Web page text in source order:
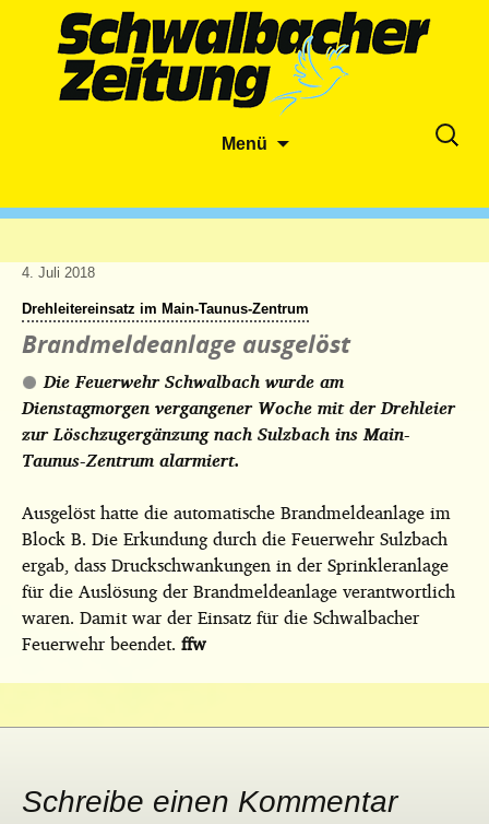
Menü
Suche
4. Juli 2018
Drehleitereinsatz im Main-Taunus-Zentrum
Brandmeldeanlage ausgelöst
Die Feuerwehr Schwalbach wurde am
Dienstagmorgen vergangener Woche mit der Drehleier
zur Löschzugergänzung nach Sulzbach ins Main-
Taunus-Zentrum alarmiert.
Ausgelöst hatte die automatische Brandmeldeanlage im
Block B. Die Erkundung durch die Feuerwehr Sulzbach
ergab, dass Druckschwankungen in der Sprinkleranlage
für die Auslösung der Brandmeldeanlage verantwortlich
waren. Damit war der Einsatz für die Schwalbacher
Feuerwehr beendet. ffw
Schreibe einen Kommentar